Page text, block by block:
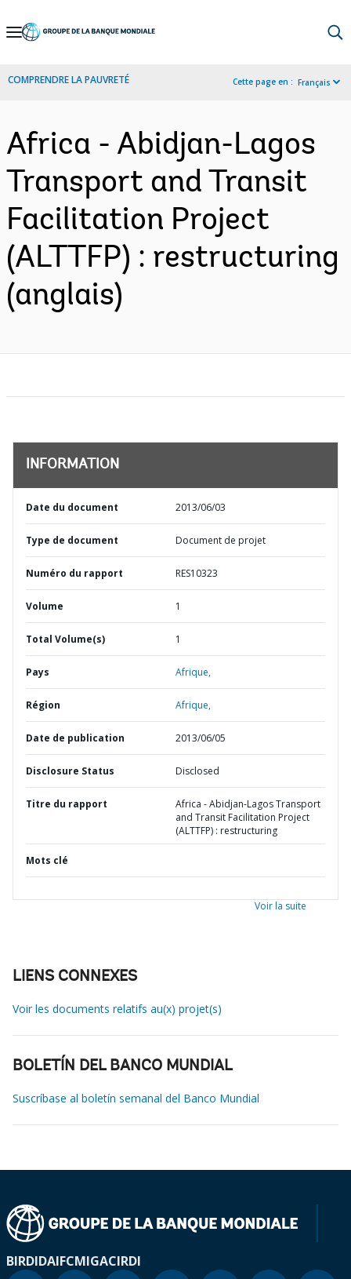
Skip
Navigation
COMPRENDRE LA PAUVRETÉ Cette page en : Français
Africa - Abidjan-Lagos
Transport and Transit
Facilitation Project
(ALTTFP) : restructuring
(anglais)
INFORMATION
Date du document 2013/06/03
Type de document Document de projet
Numéro du rapport RES10323
Volume 1
Total Volume(s) 1
Pays Afrique,
Région Afrique,
Date de publication 2013/06/05
Disclosure Status Disclosed
Titre du rapport
Africa - Abidjan-Lagos Transport
and Transit Facilitation Project
(ALTTFP) : restructuring
Mots clé
Voir la suite
LIENS CONNEXES
Voir les documents relatifs au(x) projet(s)
BOLETÍN DEL BANCO MUNDIAL
Suscríbase al boletín semanal del Banco Mundial
BIRDIDAIFCMIGACIRDI